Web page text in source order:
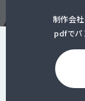
制作会
pdfでパ